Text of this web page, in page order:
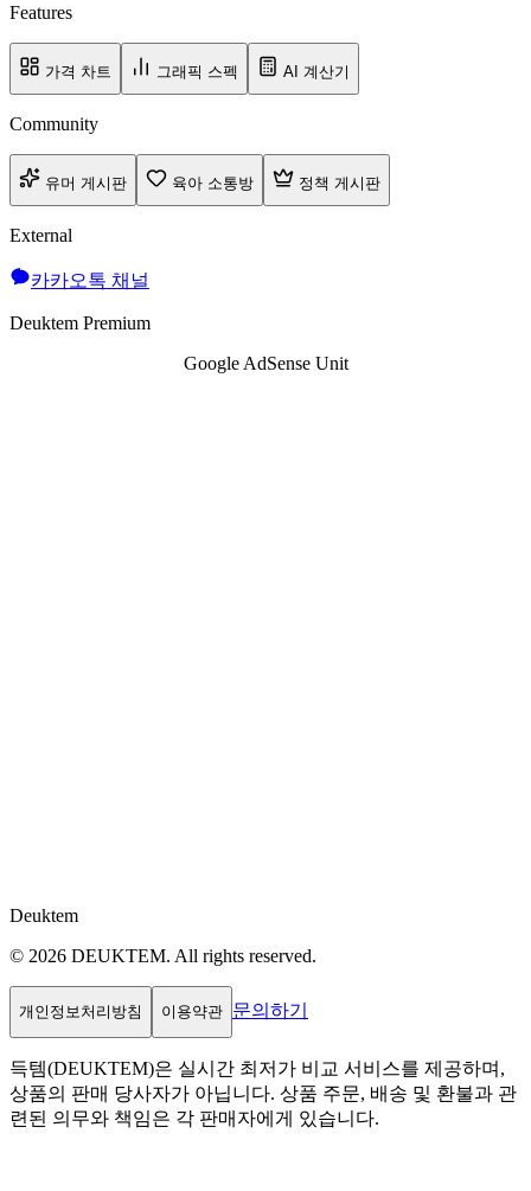
Features
가격 차트 그래픽 스펙 AI 계산기
Community
유머 게시판 육아 소통방 정책 게시판
External
카카오톡 채널
Deuktem Premium
Google AdSense Unit
Deuktem
© 2026 DEUKTEM. All rights reserved.
개인정보처리방침 이용약관 문의하기
득템(DEUKTEM)은 실시간 최저가 비교 서비스를 제공하며,
상품의 판매 당사자가 아닙니다. 상품 주문, 배송 및 환불과 관
련된 의무와 책임은 각 판매자에게 있습니다.